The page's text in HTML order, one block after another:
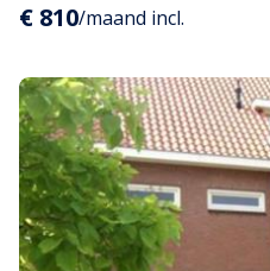
€ 810/maand incl.